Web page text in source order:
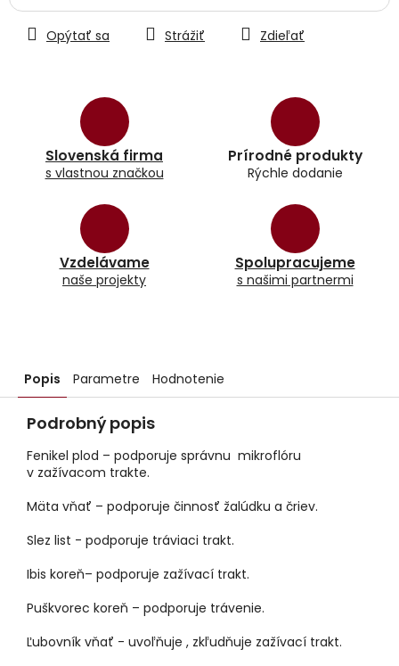
Slovenská firma
s vlastnou značkou
Prírodné produkty
Rýchle dodanie
Vzdelávame
naše projekty
Spolupracujeme
s našimi partnermi
Opýtať sa Strážiť Zdieľať
Popis Parametre Hodnotenie
Podrobný popis
Fenikel plod – podporuje správnu mikroflóru
v zažívacom trakte.
Mäta vňať – podporuje činnosť žalúdku a čriev.
Slez list - podporuje tráviaci trakt.
Ibis koreň– podporuje zažívací trakt.
Puškvorec koreň – podporuje trávenie.
Ľubovník vňať - uvoľňuje , zkľudňuje zažívací trakt.